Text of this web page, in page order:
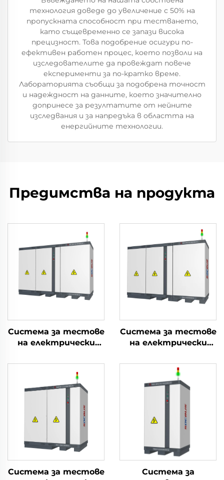
технология доведе до увеличение с 50% на
пропускната способност при тестването,
като същевременно се запази висока
прецизност. Това подобрение осигури по-
ефективен работен процес, което позволи на
изследователите да провеждат повече
експерименти за по-кратко време.
Лабораторията съобщи за подобрена точност
и надеждност на данните, което значително
допринесе за резултатите от нейните
изследвания и за напредъка в областта на
енергийните технологии.
Предимства на продукта
Система за тестове
на електрически
литиеви батерии
Система за тестове
на електрически
литиеви батерии
(1000V)
Система за тестове
Система за